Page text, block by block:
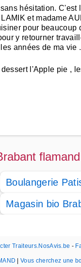
hésitation. C'est
et madame
pour
y retourner
années de ma vie
l'Apple pie ,
flamand
Boulangerie
Magasin bio
Traiteurs.NosAvis.be -
|Vous cherchez une